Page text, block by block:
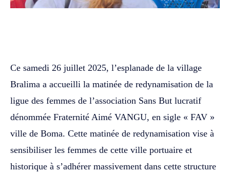
‎Ce samedi 26 juillet 2025, l’esplanade de la village
Bralima a accueilli la matinée de redynamisation de la
ligue des femmes de l’association Sans But lucratif
dénommée Fraternité Aimé VANGU, en sigle « FAV »
ville de Boma. Cette matinée de redynamisation vise à
sensibiliser les femmes de cette ville portuaire et
historique à s’adhérer massivement dans cette structure